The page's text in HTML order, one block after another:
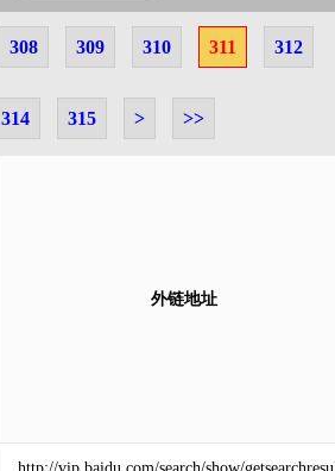
308 309 310 311 312
314 315 > >>
外链地址